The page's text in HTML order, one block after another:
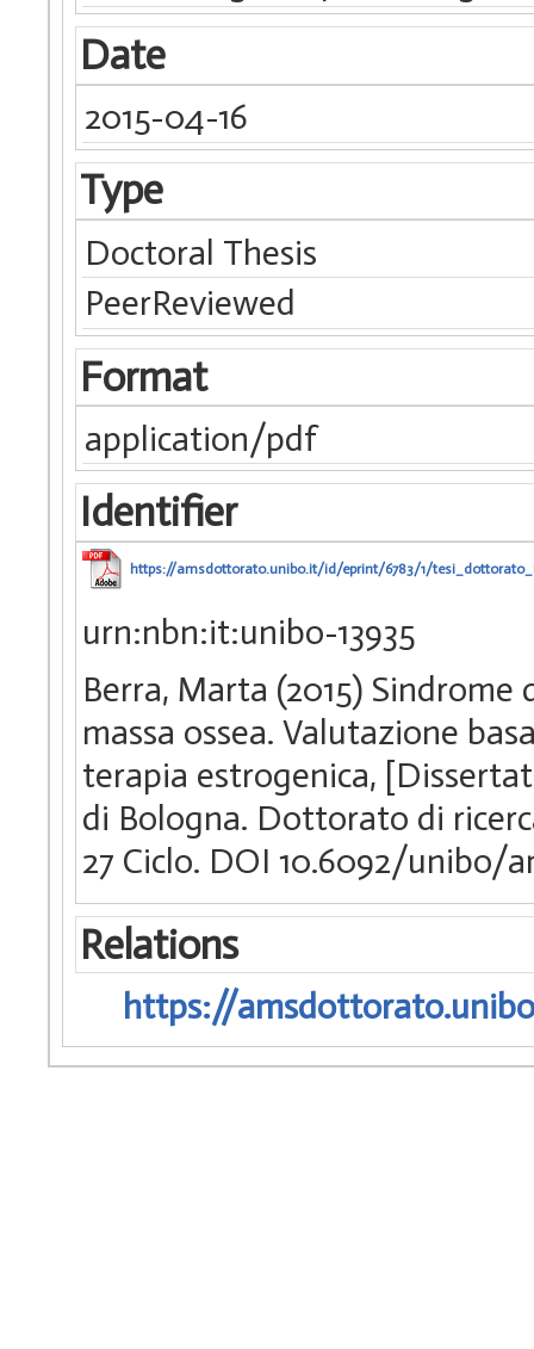
Date
2015-04-16
Type
Doctoral Thesis
PeerReviewed
Format
application/pdf
Identifier
https://amsdottorato.unibo.it/id/eprint/6783/1/
urn:nbn:it:unibo-13935
Berra, Marta (2015)
massa ossea. Valutazione
terapia estrogenica,
di Bologna. Dottorato di
27 Ciclo. DOI 10.6092/unibo/
Relations
https://